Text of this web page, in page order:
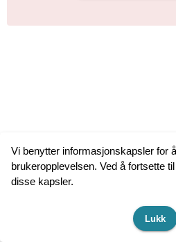
Vi benytter informasjonskapsler for
brukeropplevelsen. Ved å fortsette
disse kapsler.
Lukk